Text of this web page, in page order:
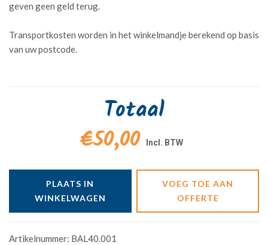
geven geen geld terug.
Transportkosten worden in het winkelmandje berekend op basis
van uw postcode.
Totaal
€50,00
PLAATS IN
WINKELWAGEN
VOEG TOE AAN
OFFERTE
Artikelnummer: BAL40.001